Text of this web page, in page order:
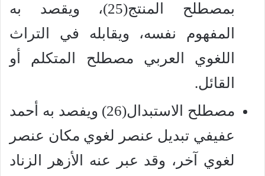
بمصطلح المنتج(25)، ويقصد به
المفهوم نفسه، ويقابله في التراث
اللغوي العربي مصطلح المتكلم أو
القائل.
مصطلح الاستبدال(26) ويفصد به أحمد
عفيفي تبديل عنصر لغوي مكان عنصر
لغوي آخر، وقد عبر عنه الأزهر الزناد